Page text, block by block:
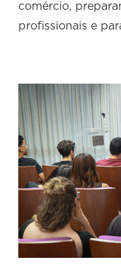
comércio,
profissionais e